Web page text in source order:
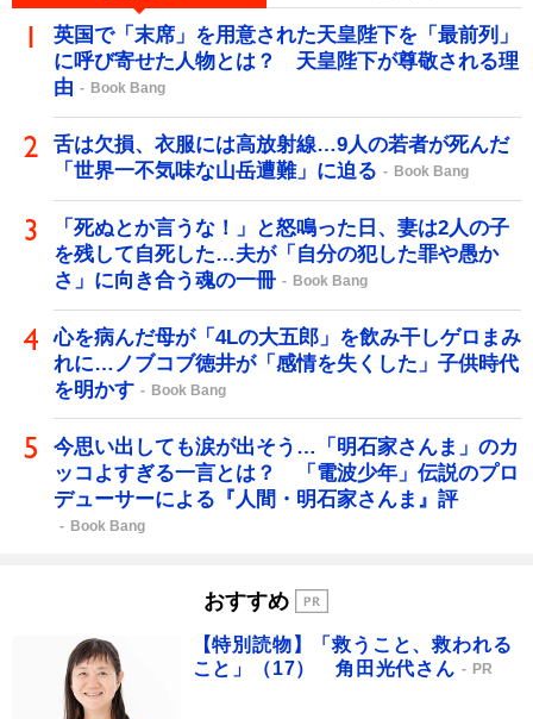
英国で「末席」を用意された天皇陛下を「最前列」
に呼び寄せた人物とは？ 天皇陛下が尊敬される理
由
Book Bang
舌は欠損、衣服には高放射線…9人の若者が死んだ
「世界一不気味な山岳遭難」に迫る
Book Bang
「死ぬとか言うな！」と怒鳴った日、妻は2人の子
を残して自死した…夫が「自分の犯した罪や愚か
さ」に向き合う魂の一冊
Book Bang
心を病んだ母が「4Lの大五郎」を飲み干しゲロまみ
れに…ノブコブ徳井が「感情を失くした」子供時代
を明かす
Book Bang
今思い出しても涙が出そう…「明石家さんま」のカ
ッコよすぎる一言とは？ 「電波少年」伝説のプロ
デューサーによる『人間・明石家さんま』評
Book Bang
おすすめ
【特別読物】「救うこと、救われる
こと」（17） 角田光代さん
PR